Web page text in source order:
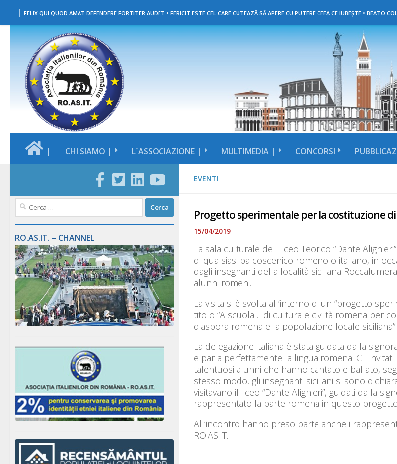
Salta al contenuto
| FELIX QUI QUOD AMAT DEFENDERE FORTITER AUDET • FERICIT ESTE CEL CARE CUTEAZĂ SĂ APERE CU PUTERE CEEA CE IUBEȘTE • BEATO
| CHI SIAMO | L`ASSOCIAZIONE | MULTIMEDIA | CONCORSI
EVENTI
Progetto sperimentale per la costituzione
15/04/2019
La sala culturale del Liceo Teorico “Dante
di qualsiasi palcoscenico romeno o italiano, in
dagli insegnanti della località siciliana
alunni romeni.
La visita si è svolta all’interno di un “progetto
titolo “A scuola… di cultura e civiltà romena per
diaspora romena e la popolazione locale siciliana”.
La delegazione italiana è stata guidata dalla
e parla perfettamente la lingua romena. Gli
talentuosi alunni che hanno cantato e ballato,
stesso modo, gli insegnanti siciliani si sono
visitavano il liceo “Dante Alighieri”, guidati dalla
rappresentato la parte romena in questo
All’incontro hanno preso parte anche i
RO.AS.IT..
Ricerca
RO.AS.IT. – CHANNEL